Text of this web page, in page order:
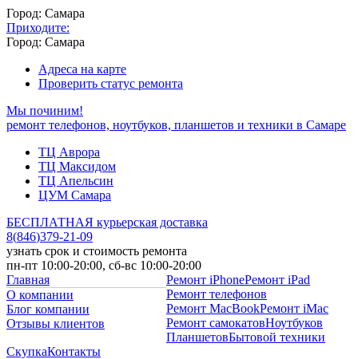
Город: Самара
Приходите:
Город: Самара
Адреса на карте
Проверить статус ремонта
Мы починим!
ремонт телефонов, ноутбуков, планшетов и техники в Самаре
ТЦ Аврора
ТЦ Максидом
ТЦ Апельсин
ЦУМ Самара
БЕСПЛАТНАЯ курьерская доставка
8(846)379-21-09
узнать срок и стоимость ремонта
пн-пт 10:00-20:00, сб-вс 10:00-20:00
Главная
О компании
Блог компании
Отзывы клиентов
Ремонт iPhoneРемонт iPad
Ремонт телефонов
Ремонт MacBookРемонт iMac
Ремонт самокатовНоутбуков
ПланшетовБытовой техники
СкупкаКонтакты